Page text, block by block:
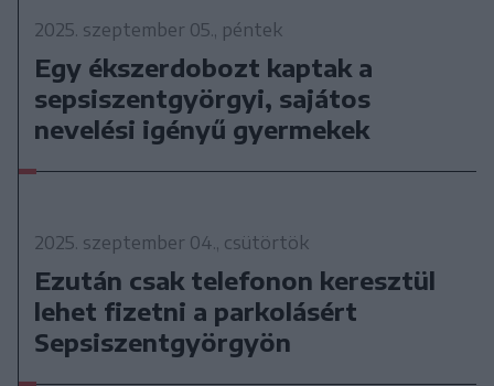
2025. szeptember 05., péntek
Egy ékszerdobozt kaptak a
sepsiszentgyörgyi, sajátos
nevelési igényű gyermekek
2025. szeptember 04., csütörtök
Ezután csak telefonon keresztül
lehet fizetni a parkolásért
Sepsiszentgyörgyön